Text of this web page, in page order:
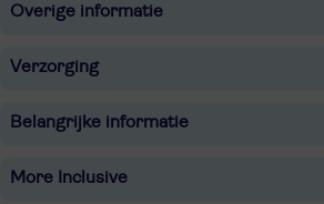
Overige informatie
Verzorging
Belangrijke informatie
More Inclusive